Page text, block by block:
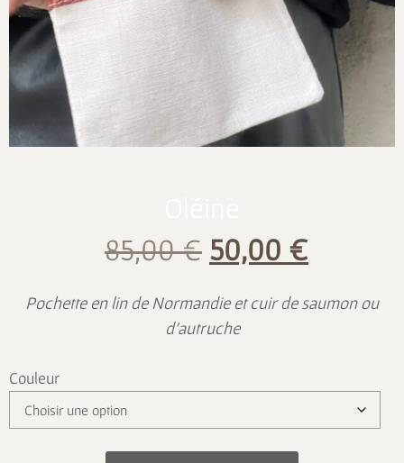
85,00€ 50,00 €
Pochette en lin de Normandie et cuir de saumon ou
d’autruche
Couleur